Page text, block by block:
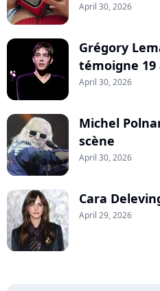
April 30, 2026
Grégory
témoigne 19
April 30, 2026
Michel
scène
April 30, 2026
Cara
April 29, 2026